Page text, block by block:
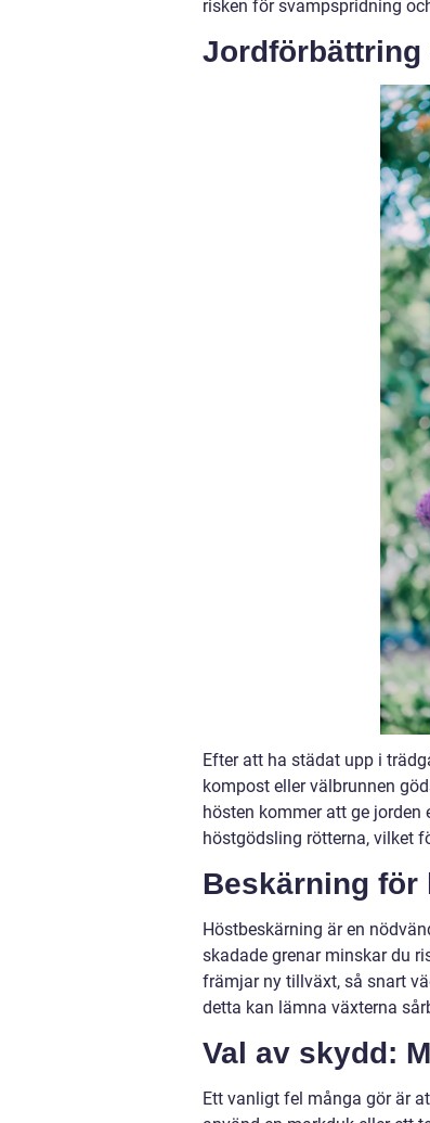
risken för svampspridning
Efter att ha städat upp i
kompost eller välbrunnen
hösten kommer att ge
höstgödsling rötterna, vilket
Beskärning för
Höstbeskärning är en
skadade grenar minskar du
främjar ny tillväxt, så snart
detta kan lämna växterna
Val av skydd:
Ett vanligt fel många gör är